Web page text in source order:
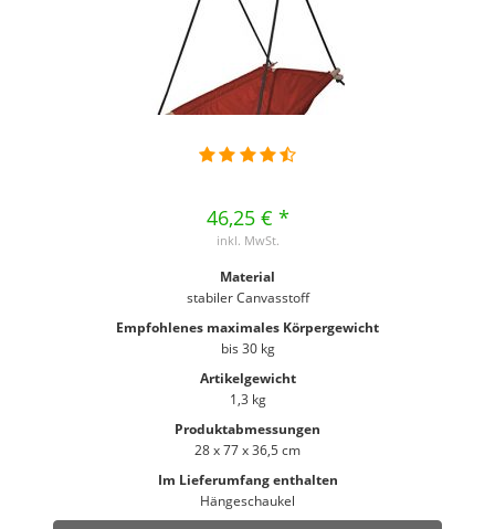
46,25 € *
inkl. MwSt.
Material
stabiler Canvasstoff
Empfohlenes maximales Körpergewicht
bis 30 kg
Artikelgewicht
1,3 kg
Produktabmessungen
28 x 77 x 36,5 cm
Im Lieferumfang enthalten
Hängeschaukel